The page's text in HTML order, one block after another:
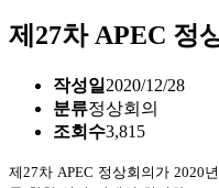
제27차 APEC 정
작성일 2020/12/28
분류정상회의
조회수3,815
제27차 APEC 정상회의가 2020